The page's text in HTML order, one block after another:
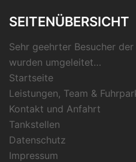
SEITENÜBERSICHT
Sehr geehrter Besucher
wurden umgeleitet…
Startseite
Leistungen, Team &
Kontakt und Anfahrt
Tankstellen
Datenschutz
Impressum